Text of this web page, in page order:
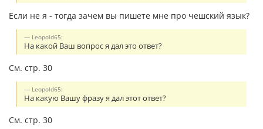
Если не я - тогда зачем вы пишете мне про чешский язык?
Leopold65:
На какой Ваш вопрос я дал это ответ?
См. стр. 30
Leopold65:
На какую Вашу фразу я дал этот ответ?
См. стр. 30